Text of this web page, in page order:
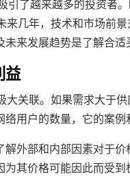
引了越来越多的投资者
几年，技术和市场前
来发展趋势是了解合适
益
关联。如果需求大于
用户的数量，它的案例
外部和内部因素对于
其价格可能因此而受